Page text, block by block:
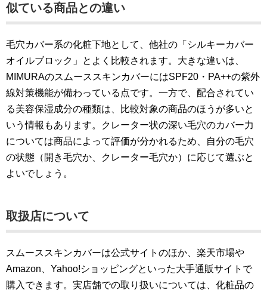
似ている商品との違い
毛穴カバー系の化粧下地として、他社の「シルキーカバー
オイルブロック」とよく比較されます。大きな違いは、
MIMURAのスムーススキンカバーにはSPF20・PA++の紫外
線対策機能が備わっている点です。一方で、配合されてい
る美容保湿成分の種類は、比較対象の商品のほうが多いと
いう情報もあります。クレーター状の深い毛穴のカバー力
については商品によって評価が分かれるため、自分の毛穴
の状態（開き毛穴か、クレーター毛穴か）に応じて選ぶと
よいでしょう。
取扱店について
スムーススキンカバーは公式サイトのほか、楽天市場や
Amazon、Yahoo!ショッピングといった大手通販サイトで
購入できます。実店舗での取り扱いについては、化粧品の